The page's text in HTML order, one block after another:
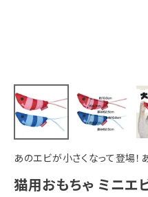
あのエビが小さくなって登場！
猫用おもちゃ ミニエ